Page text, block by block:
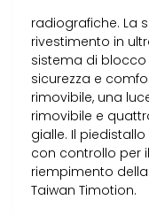
radiografiche. La
rivestimento in
sistema di
sicurezza e
rimovibile, una
rimovibile e
gialle. Il
con controllo per
riempimento
Taiwan Timotion.